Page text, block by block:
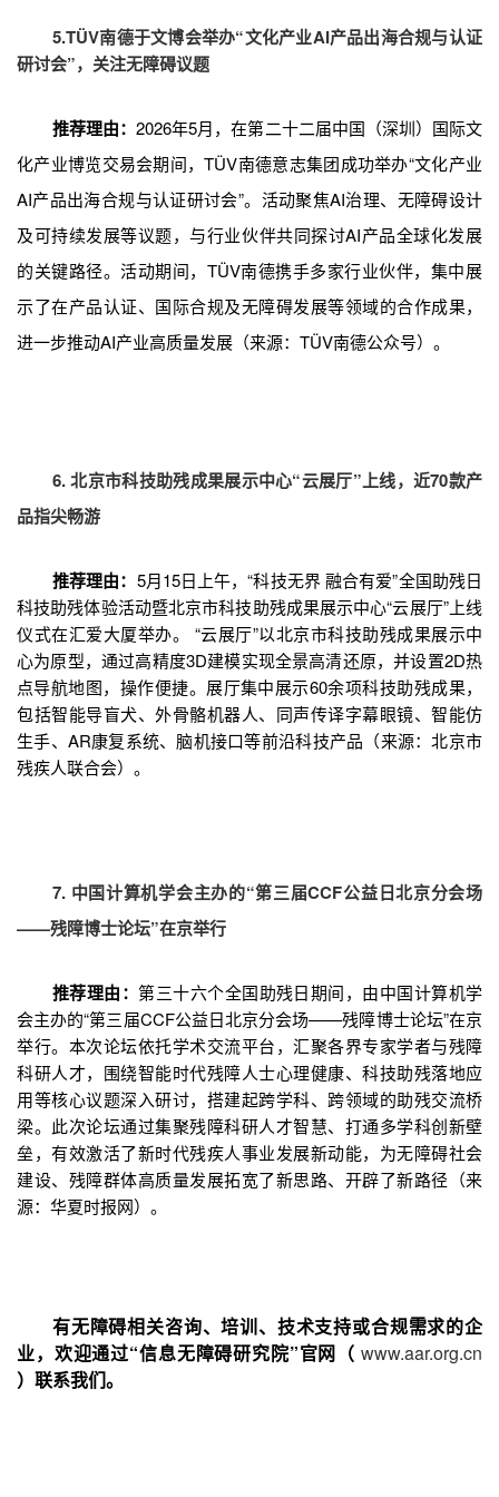
5.TÜV南德于文博会举办“文化产业AI产品出海合规与认证
研讨会”，关注无障碍议题
推荐理由：2026年5月，在第二十二届中国（深圳）国际文
化产业博览交易会期间，TÜV南德意志集团成功举办“文化产业
AI产品出海合规与认证研讨会”。活动聚焦AI治理、无障碍设计
及可持续发展等议题，与行业伙伴共同探讨AI产品全球化发展
的关键路径。活动期间，TÜV南德携手多家行业伙伴，集中展
示了在产品认证、国际合规及无障碍发展等领域的合作成果，
进一步推动AI产业高质量发展（来源：TÜV南德公众号）。
6. 北京市科技助残成果展示中心“云展厅”上线，近70款产
品指尖畅游
推荐理由： 5月15日上午，“科技无界 融合有爱”全国助残日
科技助残体验活动暨北京市科技助残成果展示中心“云展厅”上线
仪式在汇爱大厦举办。 “云展厅”以北京市科技助残成果展示中
心为原型，通过高精度3D建模实现全景高清还原，并设置2D热
点导航地图，操作便捷。展厅集中展示60余项科技助残成果，
包括智能导盲犬、外骨骼机器人、同声传译字幕眼镜、智能仿
生手、AR康复系统、脑机接口等前沿科技产品（来源：北京市
残疾人联合会）。
7. 中国计算机学会主办的“第三届CCF公益日北京分会场
——残障博士论坛”在京举行
推荐理由： 第三十六个全国助残日期间，由中国计算机学
会主办的“第三届CCF公益日北京分会场——残障博士论坛”在京
举行。本次论坛依托学术交流平台，汇聚各界专家学者与残障
科研人才，围绕智能时代残障人士心理健康、科技助残落地应
用等核心议题深入研讨，搭建起跨学科、跨领域的助残交流桥
梁。此次论坛通过集聚残障科研人才智慧、打通多学科创新壁
垒，有效激活了新时代残疾人事业发展新动能，为无障碍社会
建设、残障群体高质量发展拓宽了新思路、开辟了新路径（来
源：华夏时报网）。
有无障碍相关咨询、培训、技术支持或合规需求的企
业，欢迎通过“信息无障碍研究院”官网（ www.aar.org.cn
）联系我们。